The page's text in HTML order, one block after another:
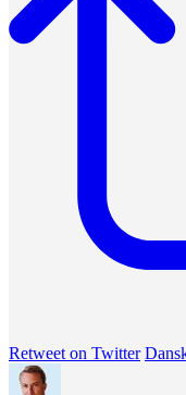
Retweet on Twitter